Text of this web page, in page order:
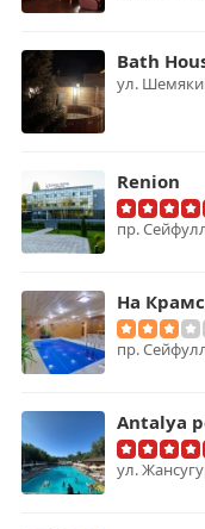
Bath
​ул.
Renion
пр.
На
пр.
Antalya
​ул.